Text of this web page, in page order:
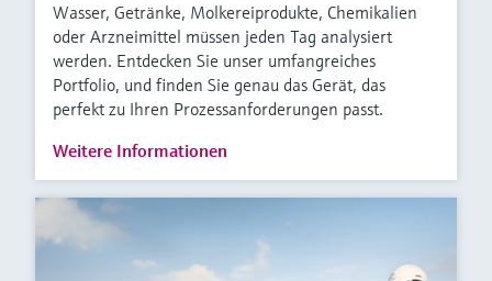
Wasser, Getränke, Molkereiprodukte, Chemikalien
oder Arzneimittel müssen jeden Tag analysiert
werden. Entdecken Sie unser umfangreiches
Portfolio, und finden Sie genau das Gerät, das
perfekt zu Ihren Prozessanforderungen passt.
Weitere Informationen